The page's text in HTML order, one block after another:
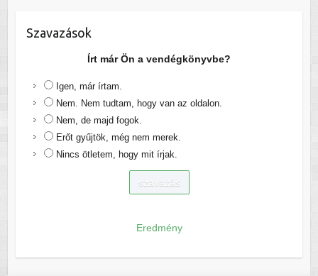
Szavazások
Írt már Ön a vendégkönyvbe?
Igen, már írtam.
Nem. Nem tudtam, hogy van az oldalon.
Nem, de majd fogok.
Erőt gyűjtök, még nem merek.
Nincs ötletem, hogy mit írjak.
Eredmény